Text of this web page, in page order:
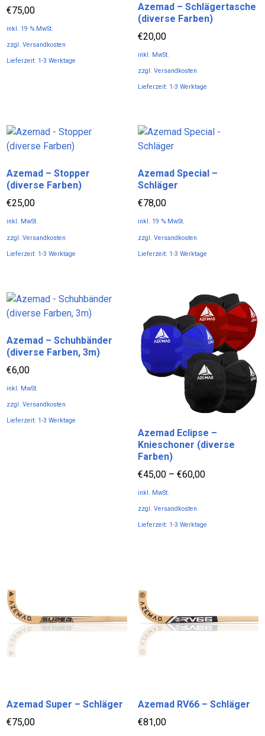
auf.
können
auf
Die
Optionen
können
auf
der
Produktseite
€75,00
inkl. 19 % MwSt.
zzgl.Versandkosten
Lieferzeit: 1-3 Werktage
Azemad – Schlägertasche
(diverse Farben)
€20,00
inkl. MwSt.
zzgl. Versandkosten
Lieferzeit: 1-3 Werktage
weist
mehrere
auf.
Die
Optionen
können
Produktseite
Azemad – Stopper
(diverse Farben)
€25,00
inkl. MwSt.
zzgl.Versandkosten
Lieferzeit: 1-3 Werktage
weist
mehrere
auf.
Die
Optionen
können
Produktseite
Azemad Special –
Schläger
€78,00
inkl. 19 % MwSt.
zzgl. Versandkosten
Lieferzeit: 1-3 Werktage
Azemad – Schuhbänder
(diverse Farben, 3m)
€6,00
inkl. MwSt.
zzgl.Versandkosten
Lieferzeit: 1-3 Werktage
Produktseite
gewählt
werden
Azemad Eclipse –
Knieschoner (diverse
Farben)
€45,00– €60,00
inkl. MwSt.
zzgl. Versandkosten
Lieferzeit: 1-3 Werktage
Varianten
auf.
Die
Optionen
können
werden
Azemad Super – Schläger
€75,00
Azemad RV66 – Schläger
€81,00